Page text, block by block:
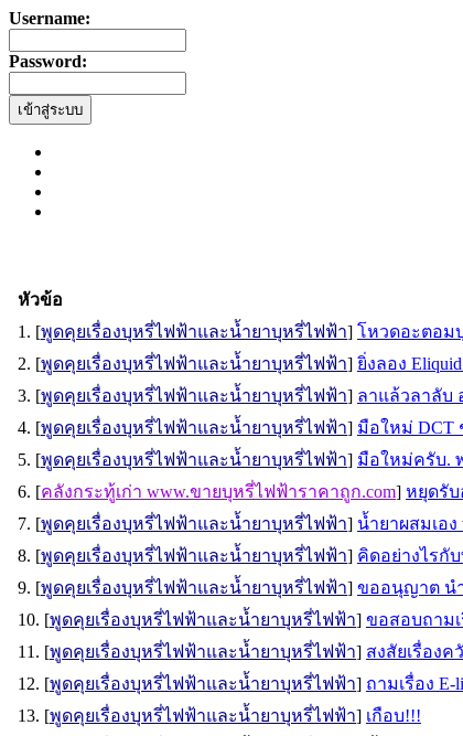
Username:
Password:
หัวข้อ
1. [พูดคุยเรื่องบุหรี่ไฟฟ้าและน้ำยาบุหรี่ไฟฟ้า] โหวดอะตอม
2. [พูดคุยเรื่องบุหรี่ไฟฟ้าและน้ำยาบุหรี่ไฟฟ้า] ยิ่งลอง
3. [พูดคุยเรื่องบุหรี่ไฟฟ้าและน้ำยาบุหรี่ไฟฟ้า] ลาแล้วลาลับ
4. [พูดคุยเรื่องบุหรี่ไฟฟ้าและน้ำยาบุหรี่ไฟฟ้า] มือใหม่ DCT
5. [พูดคุยเรื่องบุหรี่ไฟฟ้าและน้ำยาบุหรี่ไฟฟ้า] มือใหม่ครับ.
6. [คลังกระทู้เก่า www.ขายบุหรี่ไฟฟ้าราคาถูก.com] หยุดรับ
7. [พูดคุยเรื่องบุหรี่ไฟฟ้าและน้ำยาบุหรี่ไฟฟ้า] น้ำยาผสมเอ
8. [พูดคุยเรื่องบุหรี่ไฟฟ้าและน้ำยาบุหรี่ไฟฟ้า] คิดอย่างไรกั
9. [พูดคุยเรื่องบุหรี่ไฟฟ้าและน้ำยาบุหรี่ไฟฟ้า] ขออนุญาต น
10. [พูดคุยเรื่องบุหรี่ไฟฟ้าและน้ำยาบุหรี่ไฟฟ้า] ขอสอบถามเ
11. [พูดคุยเรื่องบุหรี่ไฟฟ้าและน้ำยาบุหรี่ไฟฟ้า] สงสัยเรื่อง
12. [พูดคุยเรื่องบุหรี่ไฟฟ้าและน้ำยาบุหรี่ไฟฟ้า] ถามเรื่อง E-
13. [พูดคุยเรื่องบุหรี่ไฟฟ้าและน้ำยาบุหรี่ไฟฟ้า] เกือบ!!!